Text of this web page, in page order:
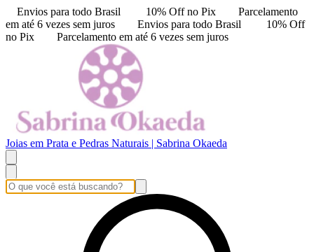
Envios para todo Brasil 10% Off no Pix
Parcelamento
em até 6 vezes sem juros
Envios para todo Brasil
10% Off
no Pix
Parcelamento em até 6 vezes sem juros
Joias em Prata e Pedras Naturais | Sabrina Okaeda